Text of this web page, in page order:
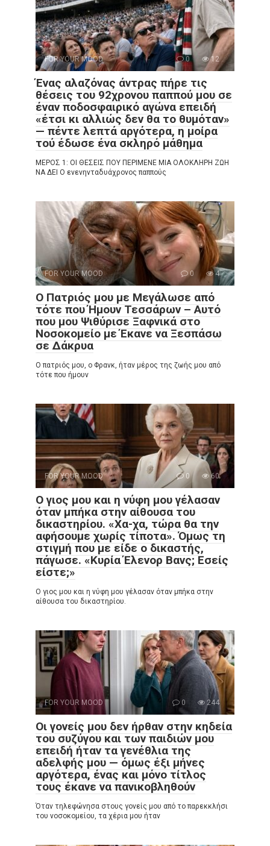
FOR YOUR MOOD 0 12
Ένας αλαζόνας άντρας πήρε τις
θέσεις του 92χρονου παππού μου σε
έναν ποδοσφαιρικό αγώνα επειδή
«έτσι κι αλλιώς δεν θα το θυμόταν»
— πέντε λεπτά αργότερα, η μοίρα
τού έδωσε ένα σκληρό μάθημα
ΜΕΡΟΣ 1: ΟΙ ΘΕΣΕΙΣ ΠΟΥ ΠΕΡΙΜΕΝΕ ΜΙΑ ΟΛΟΚΛΗΡΗ ΖΩΗ
ΝΑ ΔΕΙ Ο ενενηνταδυάχρονος παππούς
FOR YOUR MOOD 0 4
Ο Πατριός μου με Μεγάλωσε από
τότε που Ήμουν Τεσσάρων – Αυτό
που μου Ψιθύρισε Ξαφνικά στο
Νοσοκομείο με Έκανε να Ξεσπάσω
σε Δάκρυα
Ο πατριός μου, ο Φρανκ, ήταν μέρος της ζωής μου από
τότε που ήμουν
FOR YOUR MOOD 0 60
Ο γιος μου και η νύφη μου γέλασαν
όταν μπήκα στην αίθουσα του
δικαστηρίου. «Χα-χα, τώρα θα την
αφήσουμε χωρίς τίποτα». Όμως τη
στιγμή που με είδε ο δικαστής,
πάγωσε. «Κυρία Έλενορ Βανς; Εσείς
είστε;»
Ο γιος μου και η νύφη μου γέλασαν όταν μπήκα στην
αίθουσα του δικαστηρίου.
FOR YOUR MOOD 0 244
Οι γονείς μου δεν ήρθαν στην κηδεία
του συζύγου και των παιδιών μου
επειδή ήταν τα γενέθλια της
αδελφής μου — όμως έξι μήνες
αργότερα, ένας και μόνο τίτλος
τους έκανε να πανικοβληθούν
Όταν τηλεφώνησα στους γονείς μου από το παρεκκλήσι
του νοσοκομείου, τα χέρια μου ήταν